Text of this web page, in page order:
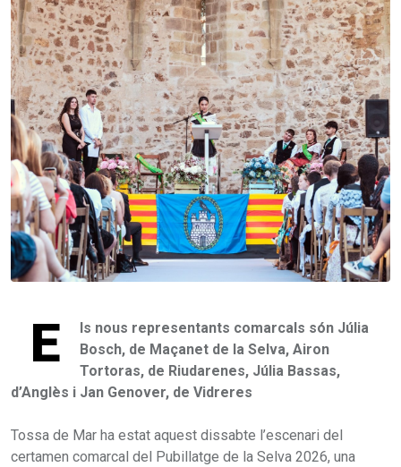
E
ls nous representants comarcals són Júlia
Bosch, de Maçanet de la Selva, Airon
Tortoras, de Riudarenes, Júlia Bassas,
d’Anglès i Jan Genover, de Vidreres
Tossa de Mar ha estat aquest dissabte l’escenari del
certamen comarcal del Pubillatge de la Selva 2026, una